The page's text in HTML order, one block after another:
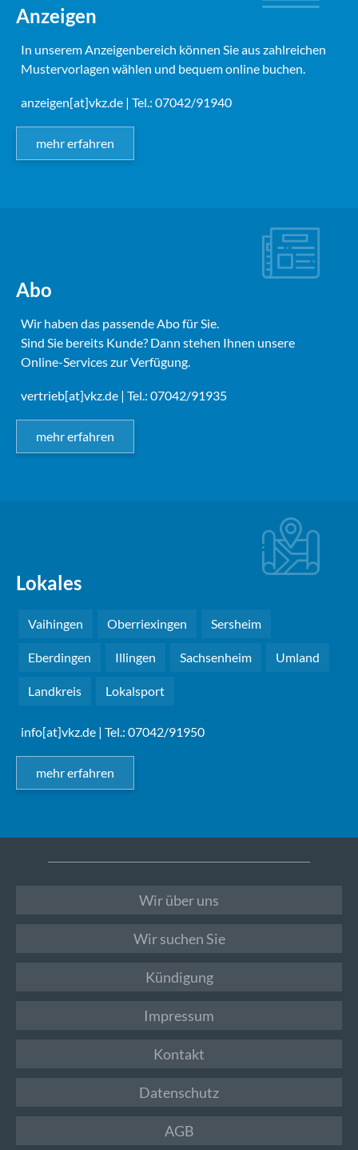
Anzeigen
In unserem Anzeigenbereich können Sie aus zahlreichen
Mustervorlagen wählen und bequem online buchen.
anzeigen[at]vkz.de | Tel.: 07042/91940
mehr erfahren
Abo
Wir haben das passende Abo für Sie.
Sind Sie bereits Kunde? Dann stehen Ihnen unsere
Online-Services zur Verfügung.
vertrieb[at]vkz.de | Tel.: 07042/91935
mehr erfahren
Lokales
Vaihingen Oberriexingen Sersheim
Eberdingen Illingen Sachsenheim Umland
Landkreis Lokalsport
info[at]vkz.de | Tel.: 07042/91950
mehr erfahren
Wir über uns
Wir suchen Sie
Kündigung
Impressum
Kontakt
Datenschutz
AGB